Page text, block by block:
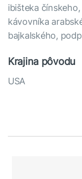
ibišteka
kávovníka
bajkalského,
Krajina pôvodu
USA